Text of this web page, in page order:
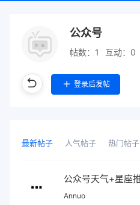
公众号
帖数：1 互动：0
登录后发帖
最新帖子 人气帖子 热门帖子
Annuo